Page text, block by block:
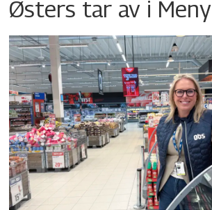
Østers tar av i Meny